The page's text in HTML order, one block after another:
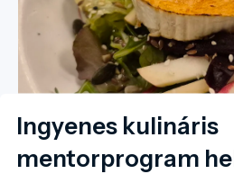
Ingyenes kulináris
mentorprogram